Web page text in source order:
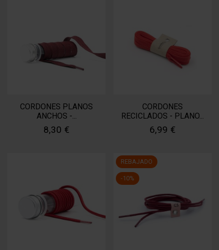
CORDONES PLANOS
ANCHOS -...
8,30 €
CORDONES
RECICLADOS - PLANO...
6,99 €
REBAJADO
-10%